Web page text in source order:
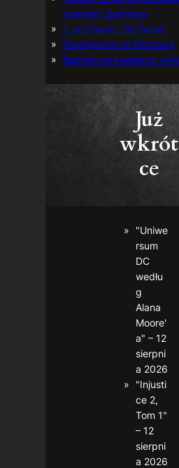
premiery Batmana
Z archiwum TM-Semic
Nawiązania do Batmana
Batman na kasetach
Już
wkrót
ce
"Uniwe
rsum
DC
wedłu
g
Alana
Moore'
a" – 12
sierpni
a 2026
"Injusti
ce 2,
Tom 1"
– 12
sierpni
a 2026